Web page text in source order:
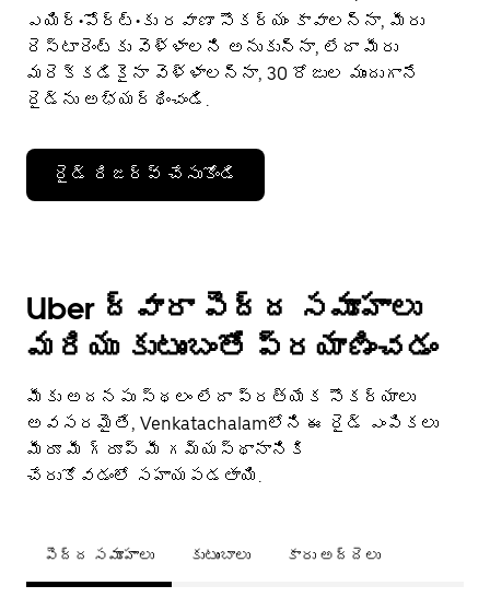
ఎయిర్•పోర్ట్•కు రవాణా సౌకర్యం కావాలన్నా, మీరు
రెస్టారెంట్‌కు వెళ్ళాలని అనుకున్నా, లేదా మీరు
మరెక్కడికైనా వెళ్ళాలన్నా, 30 రోజుల ముందుగానే
రైడ్‌ను అభ్యర్థించండి.
రైడ్ రిజర్వ్ చేసుకోండి
Uber ద్వారా పెద్ద సమూహాలు
మరియు కుటుంబంతో ప్రయాణించడం
మీకు అదనపు స్థలం లేదా ప్రత్యేక సౌకర్యాలు
అవసరమైతే, Venkatachalamలోని ఈ రైడ్ ఎంపికలు
మీరూ మీ గ్రూప్ మీ గమ్యస్థానానికి
చేరుకోవడంలో సహాయపడతాయి.
పెద్ద సమూహాలు కుటుంబాలు కారు అద్దెలు